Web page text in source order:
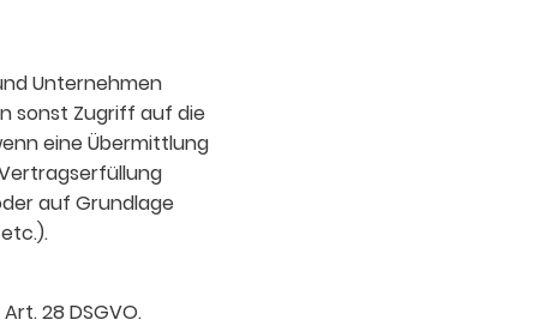
Unternehmen
sonst Zugriff auf die
eine Übermittlung
auf Grundlage
28 DSGVO.